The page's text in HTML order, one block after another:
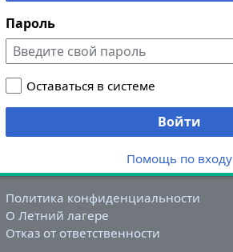
Пароль
Оставаться в системе
Войти
Помощь по входу
Политика конфиденциальности
О Летний лагере
Отказ от ответственности